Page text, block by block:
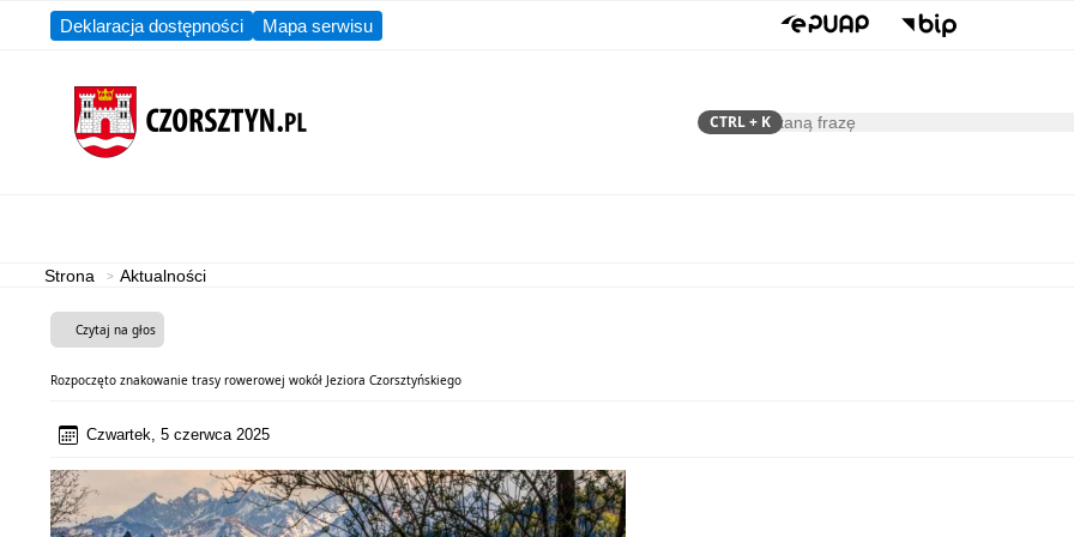
Deklaracja dostępności Mapa serwisu
Szukaj
CTRL+ K
Strona Aktualności
Czytaj na głos
Rozpoczęto znakowanie trasy rowerowej wokół Jeziora Czorsztyńskiego
Czwartek, 5 czerwca 2025